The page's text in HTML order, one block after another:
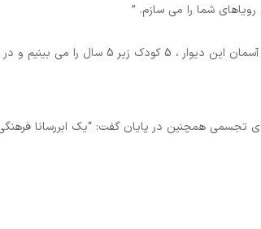
شما را می سازم. ”
شکیبا گفت: “در آسمان این
تجسمی همچنین در پایان گفت: “یک ابررسانا